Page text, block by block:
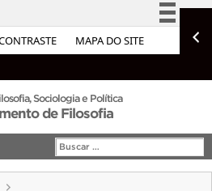
MAPA DO SITE
Simplifique!
Acesso à informação
Legislação
Canais
Sociologia e Política
de Filosofia